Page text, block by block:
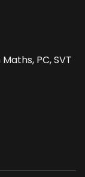
PC, SVT